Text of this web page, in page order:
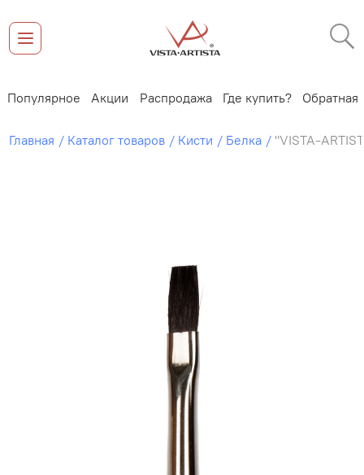
Популярное Акции Распродажа Где купить?
Главная Каталог товаров Кисти Белка "VISTA-